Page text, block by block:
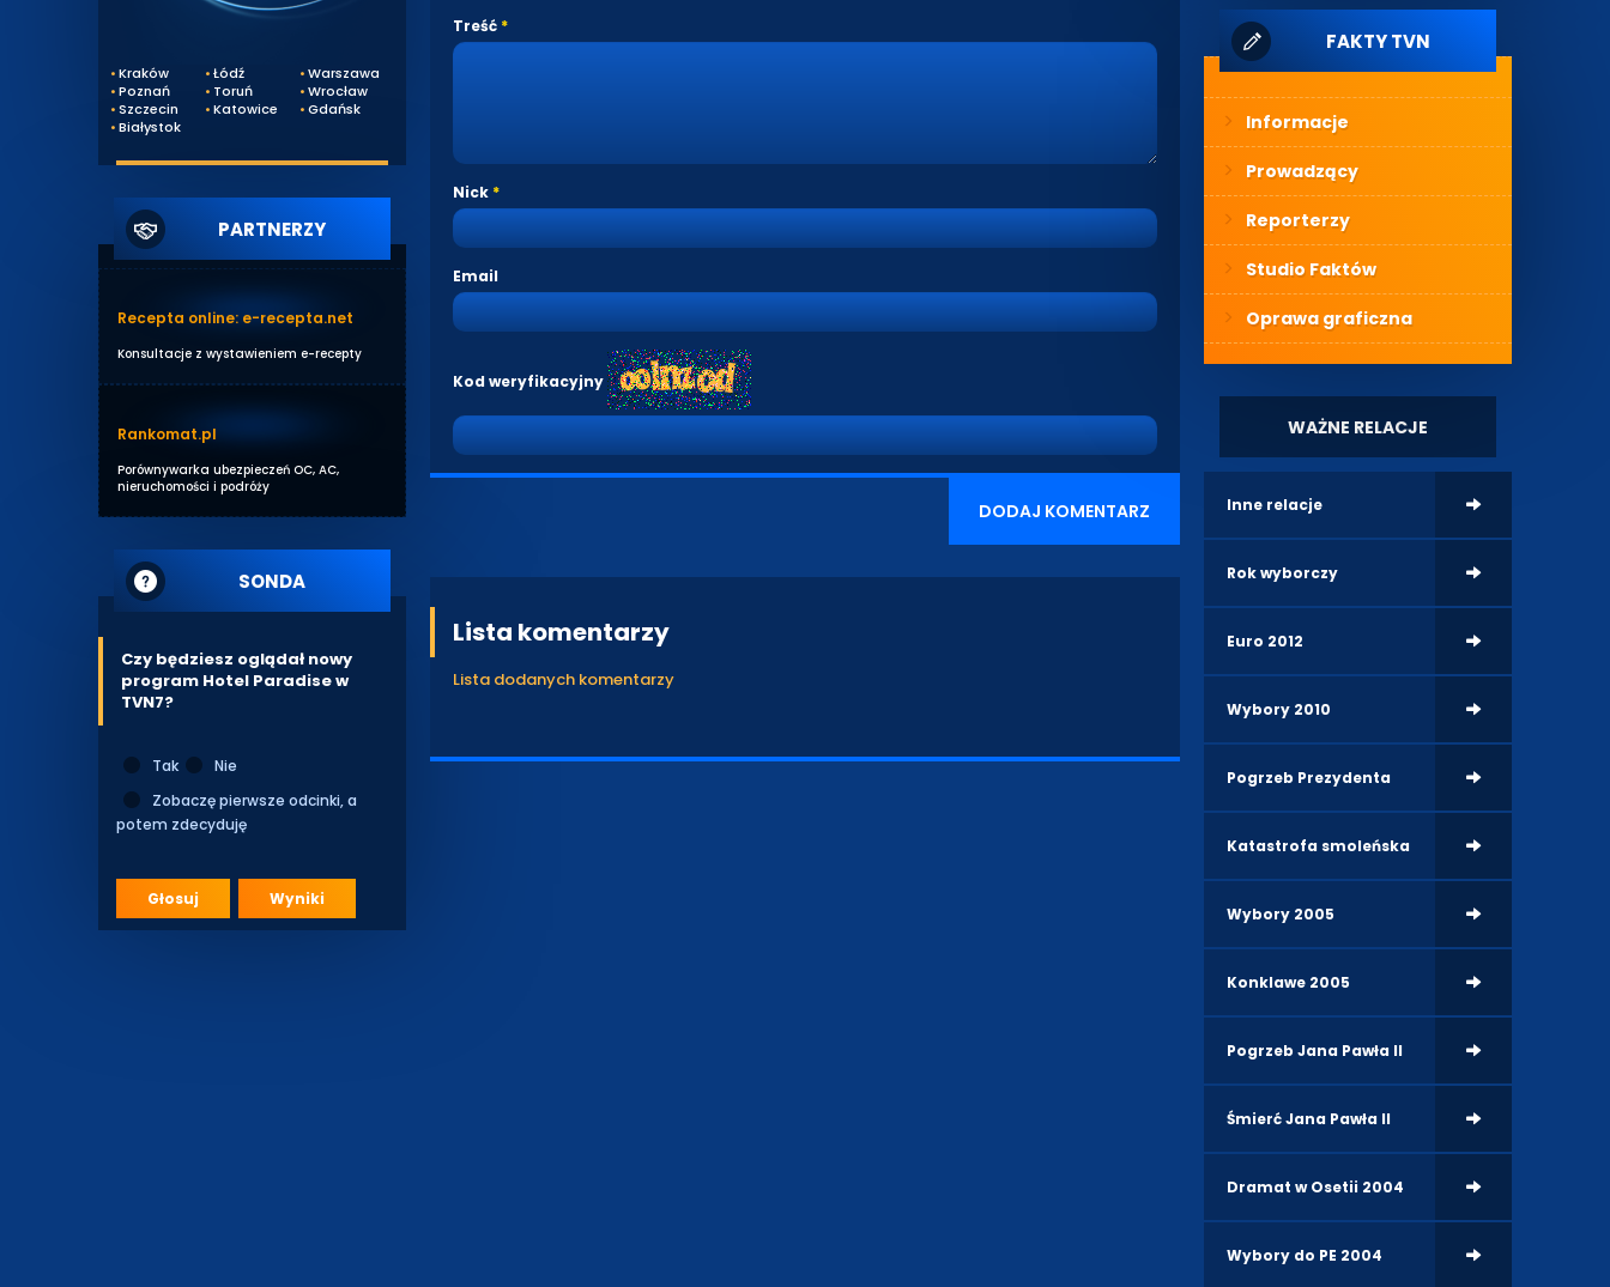
Kraków Łódź
Warszawa
Poznań
Toruń
Wrocław
Szczecin
Katowice
Gdańsk
Białystok
PARTNERZY
Recepta online: e-recepta.net
Konsultacje z wystawieniem e-recepty
Rankomat.pl
Porównywarka ubezpieczeń OC, AC,
nieruchomości i podróży
SONDA
Czy będziesz oglądał nowy
program Hotel Paradise w
TVN7?
Tak
Nie
Zobaczę pierwsze odcinki, a
potem zdecyduję
Głosuj Wyniki
Treść
Nick
Email
Kod weryfikacyjny
DODAJ KOMENTARZ
Lista komentarzy
Lista dodanych komentarzy
FAKTY TVN
Informacje
Prowadzący
Reporterzy
Studio Faktów
Oprawa graficzna
WAŻNE RELACJE
Inne relacje
Rok wyborczy
Euro 2012
Wybory 2010
Pogrzeb Prezydenta
Katastrofa smoleńska
Wybory 2005
Konklawe 2005
Pogrzeb Jana Pawła II
Śmierć Jana Pawła II
Dramat w Osetii 2004
Wybory do PE 2004